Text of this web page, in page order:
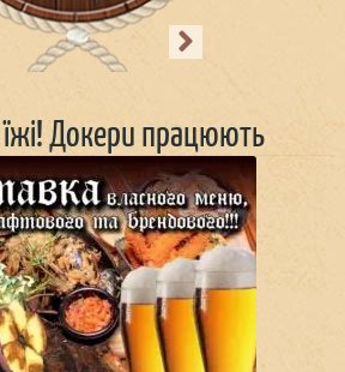
Next
Докери працюють